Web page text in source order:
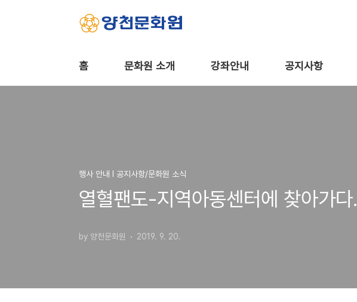
홈 문화원 소개 강좌안내 공지사항
행사 안내 Ι 공지사항/문화원 소식
열혈팬도-지역아동센터에 찾아가다.
by 양천문화원 2019. 9. 20.